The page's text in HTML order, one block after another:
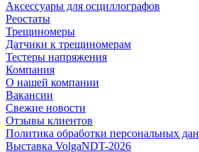
Аксессуары для осциллографов
Реостаты
Трещиномеры
Датчики к трещиномерам
Тестеры напряжения
Компания
О нашей компании
Вакансии
Свежие новости
Отзывы клиентов
Политика обработки персональных
Выставка VolgaNDT-2026